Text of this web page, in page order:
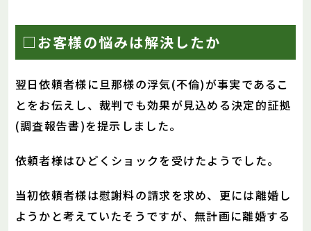
□お客様の悩みは解決したか
翌日依頼者様に旦那様の浮気(不倫)が事実であるこ
とをお伝えし、裁判でも効果が見込める決定的証拠
(調査報告書)を提示しました。
依頼者様はひどくショックを受けたようでした。
当初依頼者様は慰謝料の請求を求め、更には離婚し
ようかと考えていたそうですが、無計画に離婚する